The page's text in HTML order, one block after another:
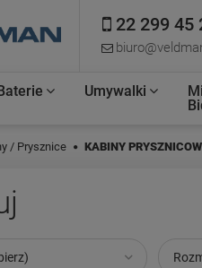
22 299 45
Umywalki
/ Prysznice KABINY